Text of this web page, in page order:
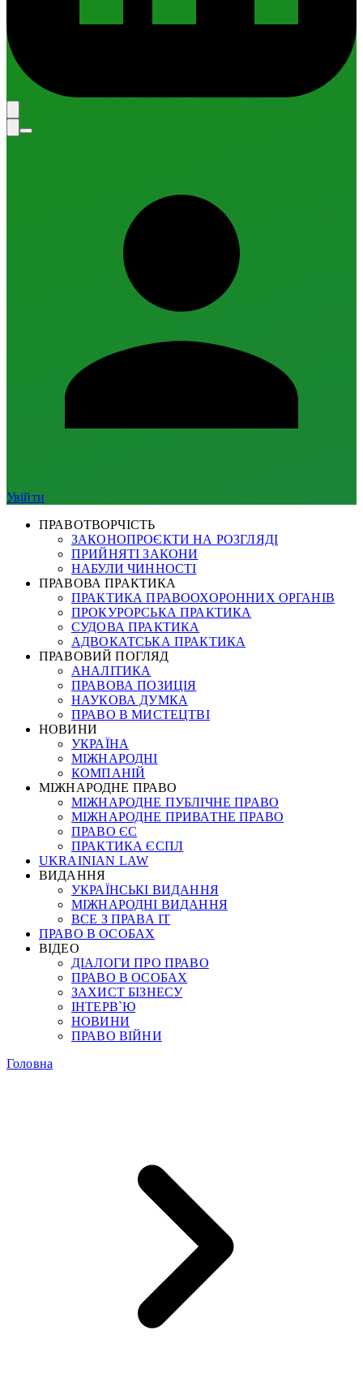
Увійти
ПРАВОТВОРЧІСТЬ
ЗАКОНОПРОЄКТИ НА РОЗГЛЯДІ
ПРИЙНЯТІ ЗАКОНИ
НАБУЛИ ЧИННОСТІ
ПРАВОВА ПРАКТИКА
ПРАКТИКА ПРАВООХОРОННИХ ОРГАНІВ
ПРОКУРОРСЬКА ПРАКТИКА
СУДОВА ПРАКТИКА
АДВОКАТСЬКА ПРАКТИКА
ПРАВОВИЙ ПОГЛЯД
АНАЛІТИКА
ПРАВОВА ПОЗИЦІЯ
НАУКОВА ДУМКА
ПРАВО В МИСТЕЦТВІ
НОВИНИ
УКРАЇНА
МІЖНАРОДНІ
КОМПАНІЙ
МІЖНАРОДНЕ ПРАВО
МІЖНАРОДНЕ ПУБЛІЧНЕ ПРАВО
МІЖНАРОДНЕ ПРИВАТНЕ ПРАВО
ПРАВО ЄС
ПРАКТИКА ЄСПЛ
UKRAINIAN LAW
ВИДАННЯ
УКРАЇНСЬКІ ВИДАННЯ
МІЖНАРОДНІ ВИДАННЯ
ВСЕ З ПРАВА ІТ
ПРАВО В ОСОБАХ
ВІДЕО
ДІАЛОГИ ПРО ПРАВО
ПРАВО В ОСОБАХ
ЗАХИСТ БІЗНЕСУ
ІНТЕРВ`Ю
НОВИНИ
ПРАВО ВІЙНИ
Головна